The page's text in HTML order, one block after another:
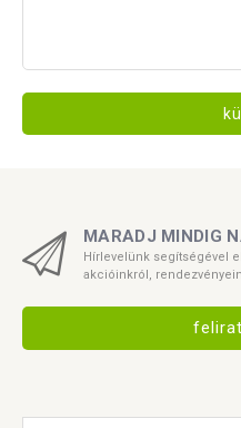
MARADJ MINDIG
Hírlevelünk segítségével
akcióinkról,